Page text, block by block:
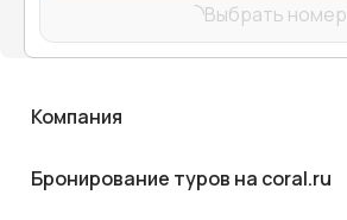
Выбрать номер
Компания
Бронирование туров на coral.ru